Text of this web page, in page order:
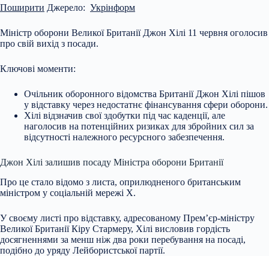
Поширити Джерело: Укрінформ
Міністр оборони Великої Британії Джон Хілі 11 червня оголосив
про свій вихід з посади.
Ключові моменти:
Очільник оборонного відомства Британії Джон Хілі пішов
у відставку через недостатнє фінансування сфери оборони.
Хілі відзначив свої здобутки під час каденції, але
наголосив на потенційних ризиках для збройних сил за
відсутності належного ресурсного забезпечення.
Джон Хілі залишив посаду Міністра оборони Британії
Про це стало відомо з листа, оприлюдненого британським
міністром у соціальній мережі X.
У своєму листі про відставку, адресованому Прем’єр-міністру
Великої Британії Кіру Стармеру, Хілі висловив гордість
досягненнями за менш ніж два роки перебування на посаді,
подібно до уряду Лейбористської партії.